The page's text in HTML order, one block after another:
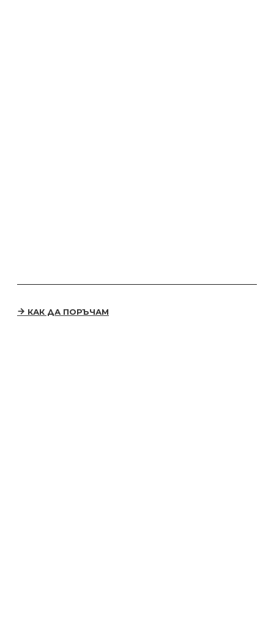
КАК ДА ПОРЪЧАМ